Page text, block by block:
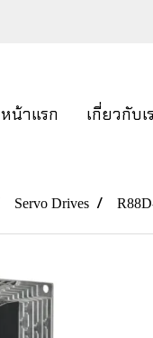
หน้าแรก เกี่ยวกับเ
Servo Drives